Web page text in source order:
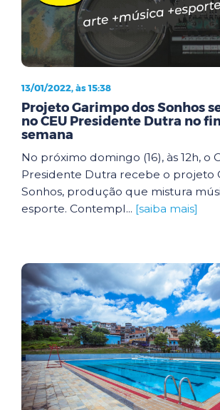
13/01/2022, às 15:38
Projeto Garimpo dos Sonhos
no CEU Presidente Dutra no
semana
No próximo domingo (16), às 12h, o
Presidente Dutra recebe o projeto
Sonhos, produção que mistura
esporte. Contempl... [saiba mais]